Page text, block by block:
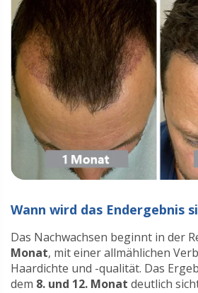
Wann wird das Endergebnis
Das Nachwachsen beginnt in der
Monat, mit einer allmählichen
Haardichte und -qualität. Das
dem 8. und 12. Monat deutlich